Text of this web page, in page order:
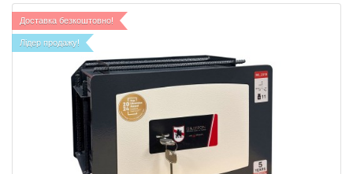
Доставка безкоштовно!
Лідер продажу!